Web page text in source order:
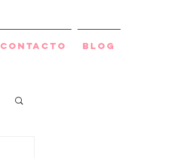
Contacto BLOG